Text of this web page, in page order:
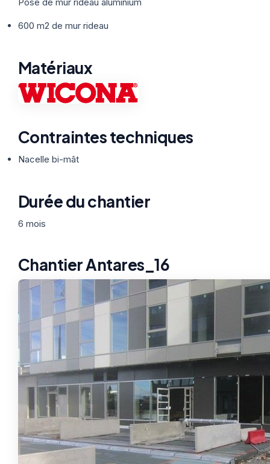
Nos Formules ACTUALITÉS
ETRE RAPPELÉ
600 m2 de mur rideau
Matériaux
Contraintes techniques
Nacelle bi-mât
Durée du chantier
6 mois
Chantier Antares_16